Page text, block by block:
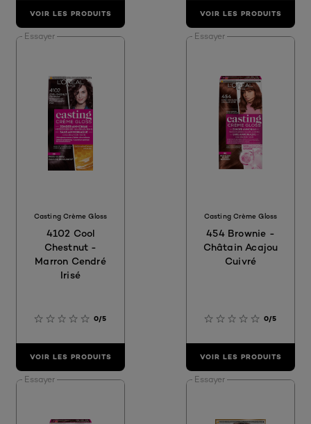
VOIR LES PRODUITS VOIR LES PRODUITS
Essayer
Casting Crème Gloss
4102 Cool
Chestnut -
Marron Cendré
Irisé
0/5
VOIR LES PRODUITS
Essayer
Casting Crème Gloss
454 Brownie -
Châtain Acajou
Cuivré
0/5
VOIR LES PRODUITS
Essayer Essayer